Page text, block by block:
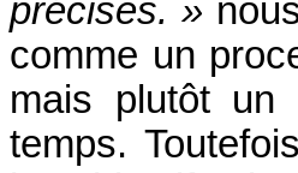
précises. »
comme un
mais plutôt un
temps.